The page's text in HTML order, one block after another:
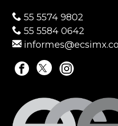
55 5574 9802
55 5584 0642